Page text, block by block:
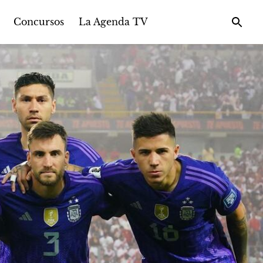
Concursos La Agenda TV